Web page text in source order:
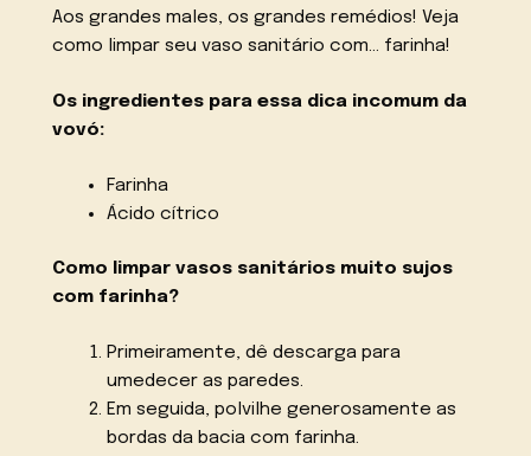
Aos grandes males, os grandes remédios! Veja
como limpar seu vaso sanitário com… farinha!
Os ingredientes para essa dica incomum da
vovó:
Farinha
Ácido cítrico
Como limpar vasos sanitários muito sujos
com farinha?
Primeiramente, dê descarga para
umedecer as paredes.
Em seguida, polvilhe generosamente as
bordas da bacia com farinha.